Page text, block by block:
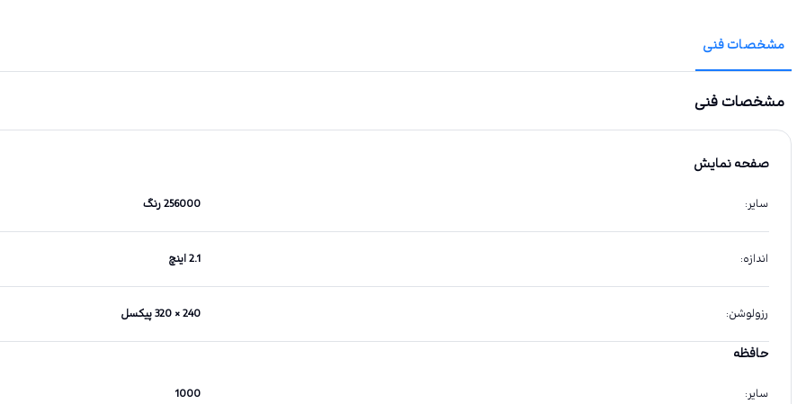
مشخصات فنی
مشخصات فنی
صفحه نمایش
سایر: 256000 رنگ
اندازه: 2.1 اینچ
رزولوشن: 240 × 320 پیکسل
حافظه
سایر:
1000